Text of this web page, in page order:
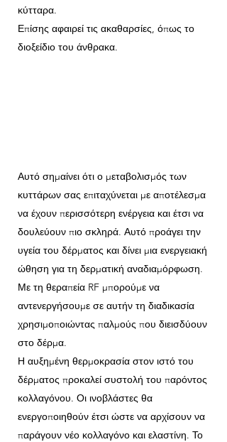
κύτταρα.
Επίσης αφαιρεί τις ακαθαρσίες, όπως το
διοξείδιο του άνθρακα.
Αυτό σημαίνει ότι ο μεταβολισμός των
κυττάρων σας επιταχύνεται με αποτέλεσμα
να έχουν περισσότερη ενέργεια και έτσι να
δουλεύουν πιο σκληρά. Αυτό προάγει την
υγεία του δέρματος και δίνει μια ενεργειακή
ώθηση για τη δερματική αναδιαμόρφωση.
Με τη θεραπεία RF μπορούμε να
αντενεργήσουμε σε αυτήν τη διαδικασία
χρησιμοποιώντας παλμούς που διεισδύουν
στο δέρμα.
Η αυξημένη θερμοκρασία στον ιστό του
δέρματος προκαλεί συστολή του παρόντος
κολλαγόνου. Οι ινοβλάστες θα
ενεργοποιηθούν έτσι ώστε να αρχίσουν να
παράγουν νέο κολλαγόνο και ελαστίνη. Το